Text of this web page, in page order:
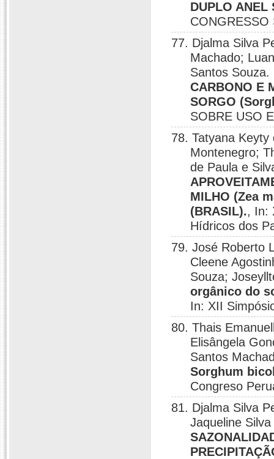
DUPLO ANEL
77. Djalma Silva
Machado;
Santos Souza.
CARBONO E
SORGO
SOBRE USO
78. Tatyana
Montenegro;
de Paula e
MILHO (Zea
(BRASIL)., In:
Hídricos dos
79. José Roberto
Cleene
Souza;
orgânico do
In: XII
80. Thais
Elisângela
Santos
Sorghum
Congreso
81. Djalma Silva
Jaqueline